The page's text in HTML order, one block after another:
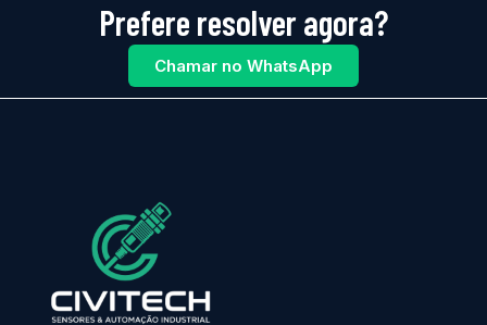
Prefere resolver agora?
Chamar no WhatsApp